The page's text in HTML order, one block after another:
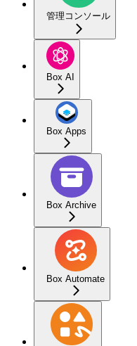
管理コンソール
Box AI
Box Apps
Box Archive
Box Automate